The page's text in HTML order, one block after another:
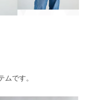
です。